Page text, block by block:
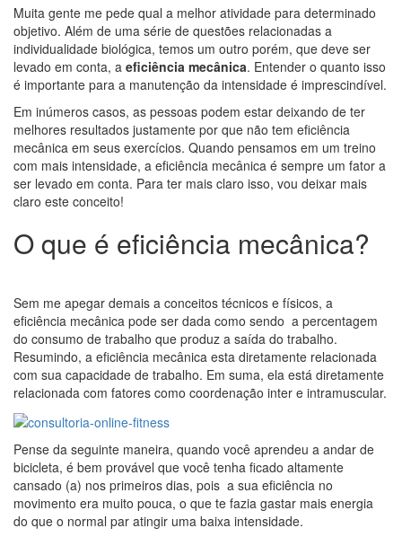
Muita gente me pede qual a melhor atividade para determinado
objetivo. Além de uma série de questões relacionadas a
individualidade biológica, temos um outro porém, que deve ser
levado em conta, a eficiência mecânica. Entender o quanto isso
é importante para a manutenção da intensidade é imprescindível.
Em inúmeros casos, as pessoas podem estar deixando de ter
melhores resultados justamente por que não tem eficiência
mecânica em seus exercícios. Quando pensamos em um treino
com mais intensidade, a eficiência mecânica é sempre um fator a
ser levado em conta. Para ter mais claro isso, vou deixar mais
claro este conceito!
O que é eficiência mecânica?
Sem me apegar demais a conceitos técnicos e físicos, a
eficiência mecânica pode ser dada como sendo a percentagem
do consumo de trabalho que produz a saída do trabalho.
Resumindo, a eficiência mecânica esta diretamente relacionada
com sua capacidade de trabalho. Em suma, ela está diretamente
relacionada com fatores como coordenação inter e intramuscular.
Pense da seguinte maneira, quando você aprendeu a andar de
bicicleta, é bem provável que você tenha ficado altamente
cansado (a) nos primeiros dias, pois a sua eficiência no
movimento era muito pouca, o que te fazia gastar mais energia
do que o normal par atingir uma baixa intensidade.